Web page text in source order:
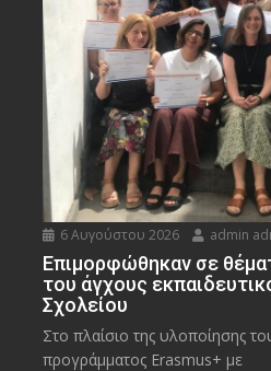
6 Αυγούστου 2026 admin
Eπιμορφώθηκαν σε
του άγχους
Σχολείου
Στο πλαίσιο της υλοποίησης
προγράμματος Erasmus+ με